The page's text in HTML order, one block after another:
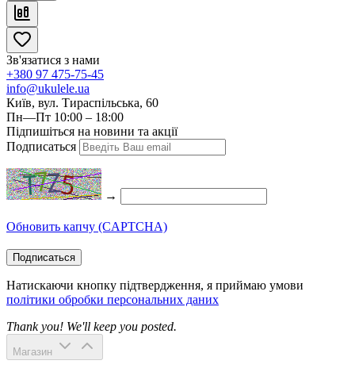
Зв'язатися з нами
+380 97 475-75-45
info@ukulele.ua
Київ, вул. Тираспільська, 60
Пн—Пт 10:00 – 18:00
Підпишіться на новини та акції
Подписаться
→
Обновить капчу (CAPTCHA)
Подписаться
Натискаючи кнопку підтвердження, я приймаю умови
політики обробки персональних даних
Thank you! We'll keep you posted.
Магазин